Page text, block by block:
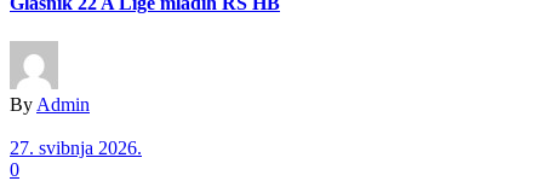
By Admin
27. svibnja 2026.
0